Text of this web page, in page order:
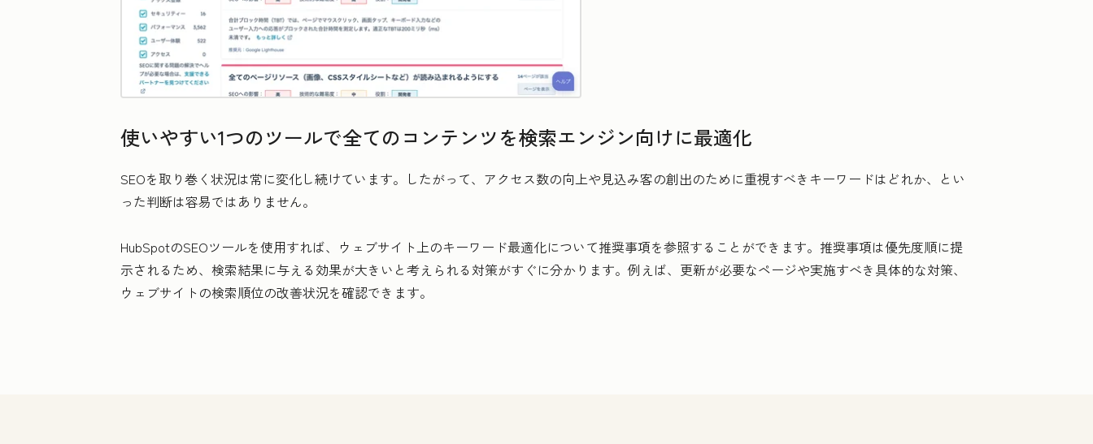
使いやすい1つのツールで全てのコンテンツを検索エンジン向けに最適化
SEOを取り巻く状況は常に変化し続けています。したがって、アクセス数の向上や見込み客の創出のために重視すべきキーワードはどれか、とい
った判断は容易ではありません。
HubSpotのSEOツールを使用すれば、ウェブサイト上のキーワード最適化について推奨事項を参照することができます。推奨事項は優先度順に提
示されるため、検索結果に与える効果が大きいと考えられる対策がすぐに分かります。例えば、更新が必要なページや実施すべき具体的な対策、
ウェブサイトの検索順位の改善状況を確認できます。